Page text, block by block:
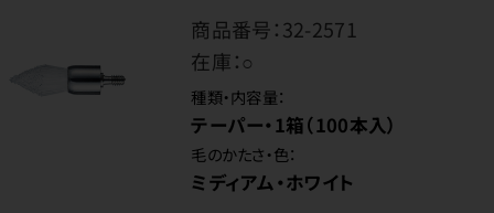
商品番号：32-2571
在庫：○
種類・内容量：
テーパー・1箱（100本入）
毛のかたさ・色：
ミディアム・ホワイト